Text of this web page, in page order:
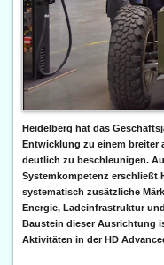
Heidelberg hat das
Entwicklung zu einem breiter
deutlich zu beschleunigen.
Systemkompetenz erschließt
systematisch zusätzliche
Energie, Ladeinfrastruktur
Baustein dieser Ausrichtung
Aktivitäten in der HD